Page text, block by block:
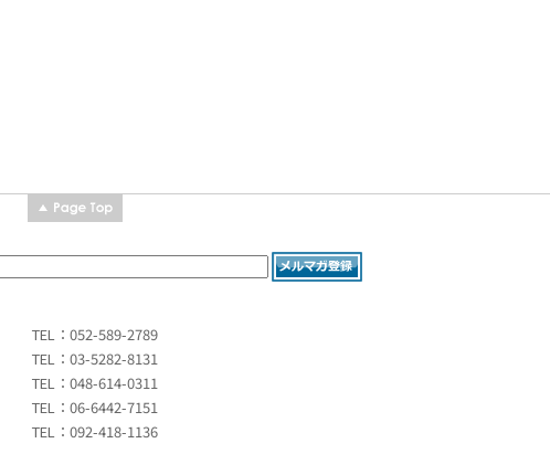
TEL：052-589-2789
TEL：03-5282-8131
TEL：048-614-0311
TEL：06-6442-7151
TEL：092-418-1136